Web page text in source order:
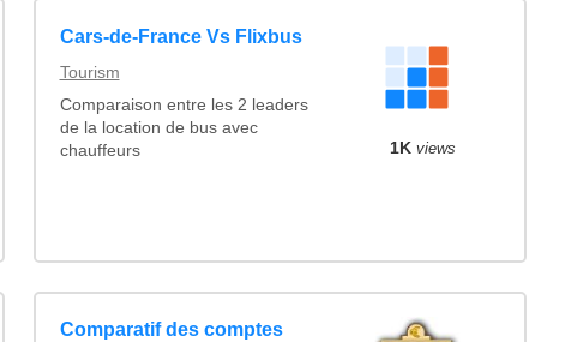
Cars-de-France Vs Flixbus
Tourism
Comparaison entre les 2 leaders
de la location de bus avec
chauffeurs
1K views
Comparatif des comptes